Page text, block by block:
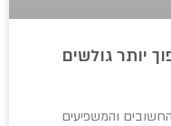
יותר גולשים
והמשפיעים